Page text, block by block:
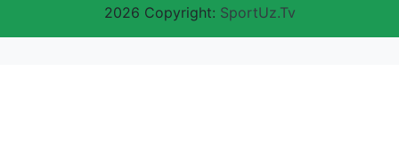
2026 Copyright: SportUz.Tv